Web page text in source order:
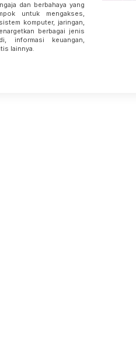
dan berbahaya yang
untuk mengakses,
komputer, jaringan,
berbagai jenis
informasi keuangan,
lainnya.